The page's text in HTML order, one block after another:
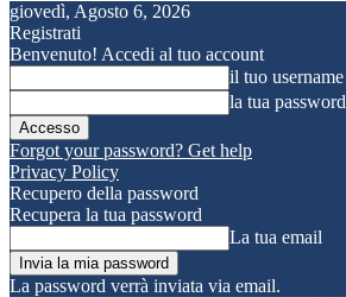
giovedì, Agosto 6, 2026
Registrati
Benvenuto! Accedi al tuo account
il tuo username
la tua password
Forgot your password? Get help
Privacy Policy
Recupero della password
Recupera la tua password
La tua email
La password verrà inviata via email.